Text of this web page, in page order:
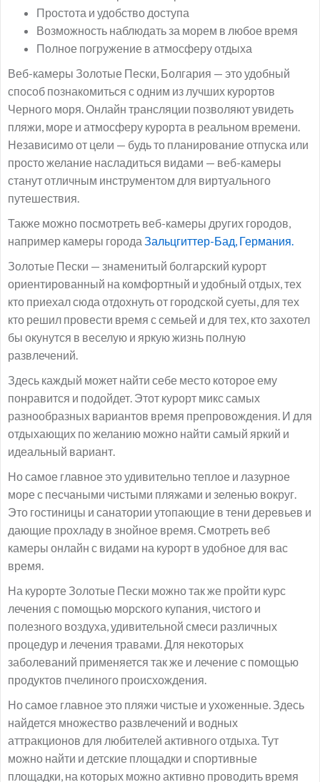
Простота и удобство доступа
Возможность наблюдать за морем в любое время
Полное погружение в атмосферу отдыха
Веб-камеры Золотые Пески, Болгария — это удобный
способ познакомиться с одним из лучших курортов
Черного моря. Онлайн трансляции позволяют увидеть
пляжи, море и атмосферу курорта в реальном времени.
Независимо от цели — будь то планирование отпуска или
просто желание насладиться видами — веб-камеры
станут отличным инструментом для виртуального
путешествия.
Также можно посмотреть веб-камеры других городов,
например камеры города Зальцгиттер-Бад, Германия.
Золотые Пески — знаменитый болгарский курорт
ориентированный на комфортный и удобный отдых, тех
кто приехал сюда отдохнуть от городской суеты, для тех
кто решил провести время с семьей и для тех, кто захотел
бы окунутся в веселую и яркую жизнь полную
развлечений.
Здесь каждый может найти себе место которое ему
понравится и подойдет. Этот курорт микс самых
разнообразных вариантов время препровождения. И для
отдыхающих по желанию можно найти самый яркий и
идеальный вариант.
Но самое главное это удивительно теплое и лазурное
море с песчаными чистыми пляжами и зеленью вокруг.
Это гостиницы и санатории утопающие в тени деревьев и
дающие прохладу в знойное время. Смотреть веб
камеры онлайн с видами на курорт в удобное для вас
время.
На курорте Золотые Пески можно так же пройти курс
лечения с помощью морского купания, чистого и
полезного воздуха, удивительной смеси различных
процедур и лечения травами. Для некоторых
заболеваний применяется так же и лечение с помощью
продуктов пчелиного происхождения.
Но самое главное это пляжи чистые и ухоженные. Здесь
найдется множество развлечений и водных
аттракционов для любителей активного отдыха. Тут
можно найти и детские площадки и спортивные
площадки, на которых можно активно проводить время